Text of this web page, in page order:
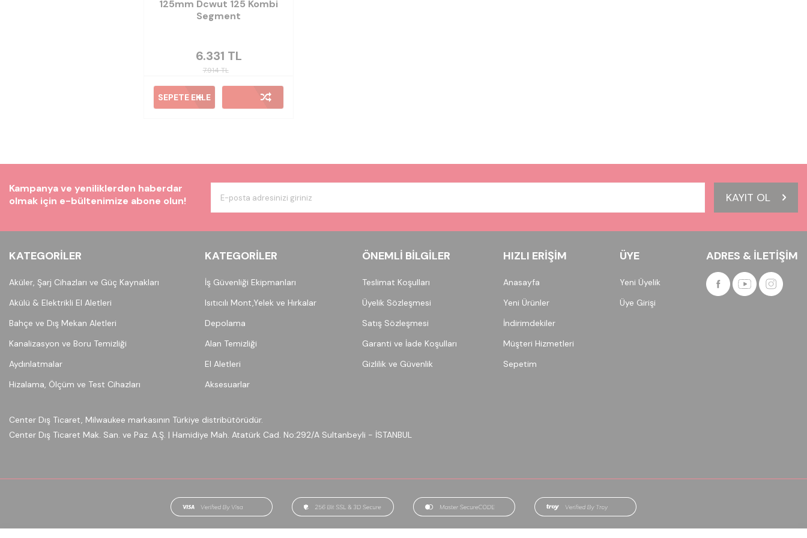
125mm Dcwut 125 Kombi
Segment
7.914TL
6.331 TL
SEPETE EKLE
Kampanya ve yeniliklerden haberdar
olmak için e-bültenimize abone olun!
KAYIT OL
KATEGORILER
Aküler, Şarj Cihazları ve Güç Kaynakları
Akülü & Elektrikli El Aletleri
Bahçe ve Dış Mekan Aletleri
Kanalizasyon ve Boru Temizliği
Aydınlatmalar
Hizalama, Ölçüm ve Test Cihazları
KATEGORILER
İş Güvenliği Ekipmanları
Isıtıcılı Mont,Yelek ve Hırkalar
Depolama
Alan Temizliği
El Aletleri
Aksesuarlar
ÖNEMLI BILGILER
Teslimat Koşulları
Üyelik Sözleşmesi
Satış Sözleşmesi
Garanti ve İade Koşulları
Gizlilik ve Güvenlik
HIZLI ERIŞIM
Anasayfa
Yeni Ürünler
İndirimdekiler
Müşteri Hizmetleri
Sepetim
ÜYE
Yeni Üyelik
Üye Girişi
ADRES & İLETIŞIM
Center Dış Ticaret, Milwaukee markasının Türkiye distribütörüdür.
Center Dış Ticaret Mak. San. ve Paz. A.Ş. | Hamidiye Mah. Atatürk Cad. No:292/A Sultanbeyli - İSTANBUL